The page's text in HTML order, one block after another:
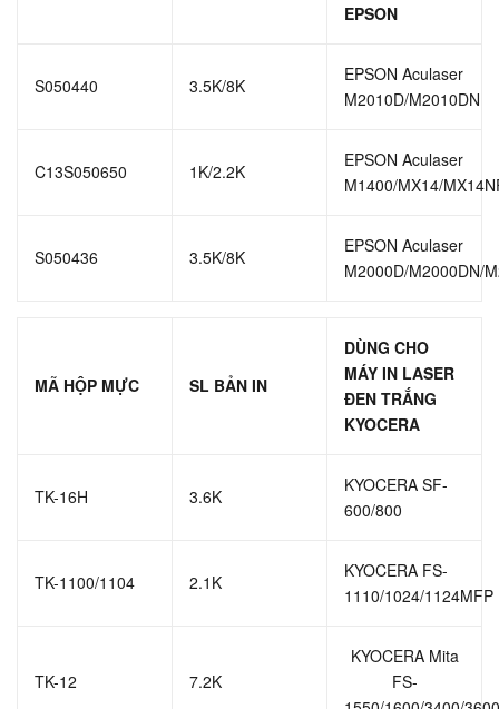
EPSON
S050440 3.5K/8K
EPSON Aculaser
M2010D/M2010DN
C13S050650 1K/2.2K
EPSON Aculaser
M1400/MX14/
S050436 3.5K/8K
EPSON Aculaser
M2000D/M2000DN/
MÃ HỘP MỰC SL BẢN IN
DÙNG CHO
MÁY IN LASER
ĐEN TRẮNG
KYOCERA
TK-16H 3.6K
KYOCERA SF-
600/800
TK-1100/1104 2.1K
KYOCERA FS-
1110/1024/1124MFP
TK-12 7.2K
KYOCERA Mita
FS-